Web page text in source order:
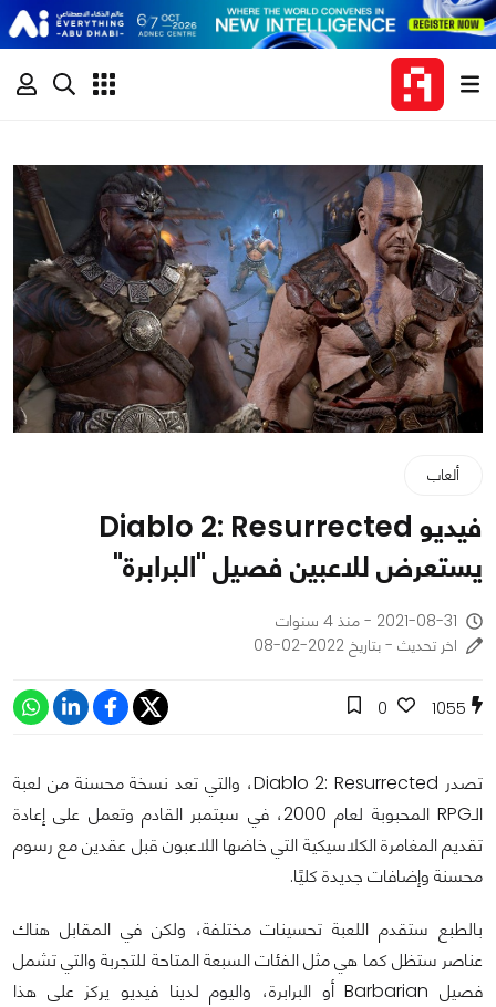
ألعاب
فيديو Diablo 2: Resurrected
يستعرض للاعبين فصيل "البرابرة"
2021-08-31 - منذ 4 سنوات
اخر تحديث - بتاريخ 2022-02-08
1055
0
تصدر Diablo 2: Resurrected، والتي تعد نسخة محسنة من لعبة
الـRPG المحبوبة لعام 2000، في سبتمبر القادم وتعمل على إعادة
تقديم المغامرة الكلاسيكية التي خاضها اللاعبون قبل عقدين مع رسوم
محسنة وإضافات جديدة كليًا.
بالطبع ستقدم اللعبة تحسينات مختلفة، ولكن في المقابل هناك
عناصر ستظل كما هي مثل الفئات السبعة المتاحة للتجربة والتي تشمل
فصيل Barbarian أو البرابرة، واليوم لدينا فيديو يركز على هذا